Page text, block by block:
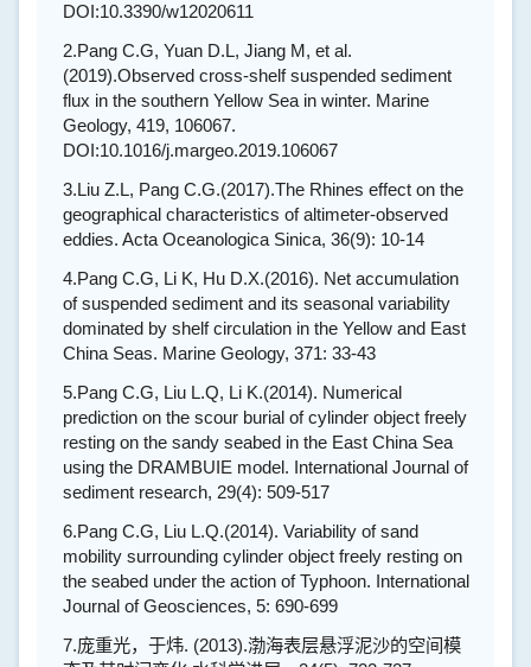
DOI:10.3390/w12020611
2.Pang C.G, Yuan D.L, Jiang M, et al.
(2019).Observed cross-shelf suspended sediment
flux in the southern Yellow Sea in winter. Marine
Geology, 419, 106067.
DOI:10.1016/j.margeo.2019.106067
3.Liu Z.L, Pang C.G.(2017).The Rhines effect on the
geographical characteristics of altimeter-observed
eddies. Acta Oceanologica Sinica, 36(9): 10-14
4.Pang C.G, Li K, Hu D.X.(2016). Net accumulation
of suspended sediment and its seasonal variability
dominated by shelf circulation in the Yellow and East
China Seas. Marine Geology, 371: 33-43
5.Pang C.G, Liu L.Q, Li K.(2014). Numerical
prediction on the scour burial of cylinder object freely
resting on the sandy seabed in the East China Sea
using the DRAMBUIE model. International Journal of
sediment research, 29(4): 509-517
6.Pang C.G, Liu L.Q.(2014). Variability of sand
mobility surrounding cylinder object freely resting on
the seabed under the action of Typhoon. International
Journal of Geosciences, 5: 690-699
7.庞重光，于炜. (2013).渤海表层悬浮泥沙的空间模